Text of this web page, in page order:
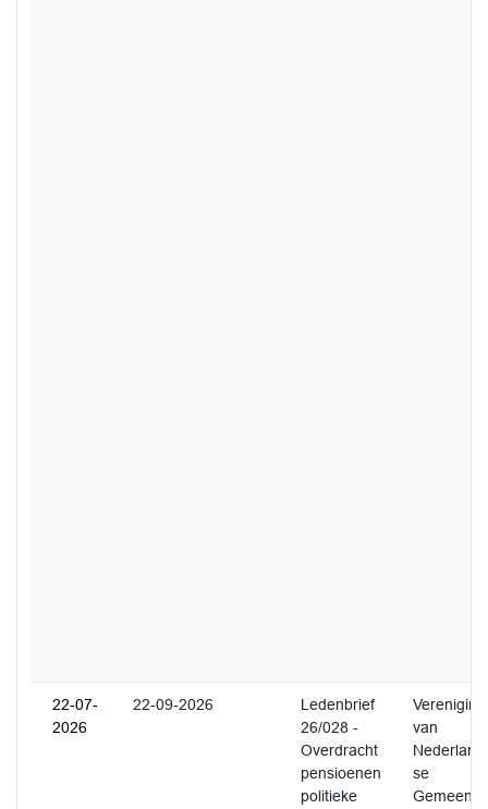
22-07-
2026
22-09-2026
Ledenbrief
26/028 -
Overdracht
pensioenen
politieke
Vereniging
van
Nederland
se
Gemeente